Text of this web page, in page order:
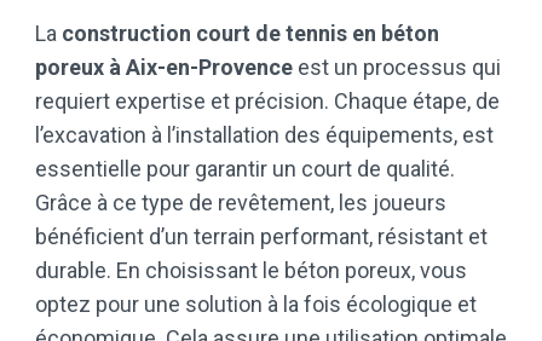
La construction court de tennis en béton
poreux à Aix-en-Provence est un processus qui
requiert expertise et précision. Chaque étape, de
l’excavation à l’installation des équipements, est
essentielle pour garantir un court de qualité.
Grâce à ce type de revêtement, les joueurs
bénéficient d’un terrain performant, résistant et
durable. En choisissant le béton poreux, vous
optez pour une solution à la fois écologique et